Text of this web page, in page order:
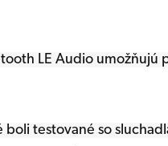
LE Audio
testované so